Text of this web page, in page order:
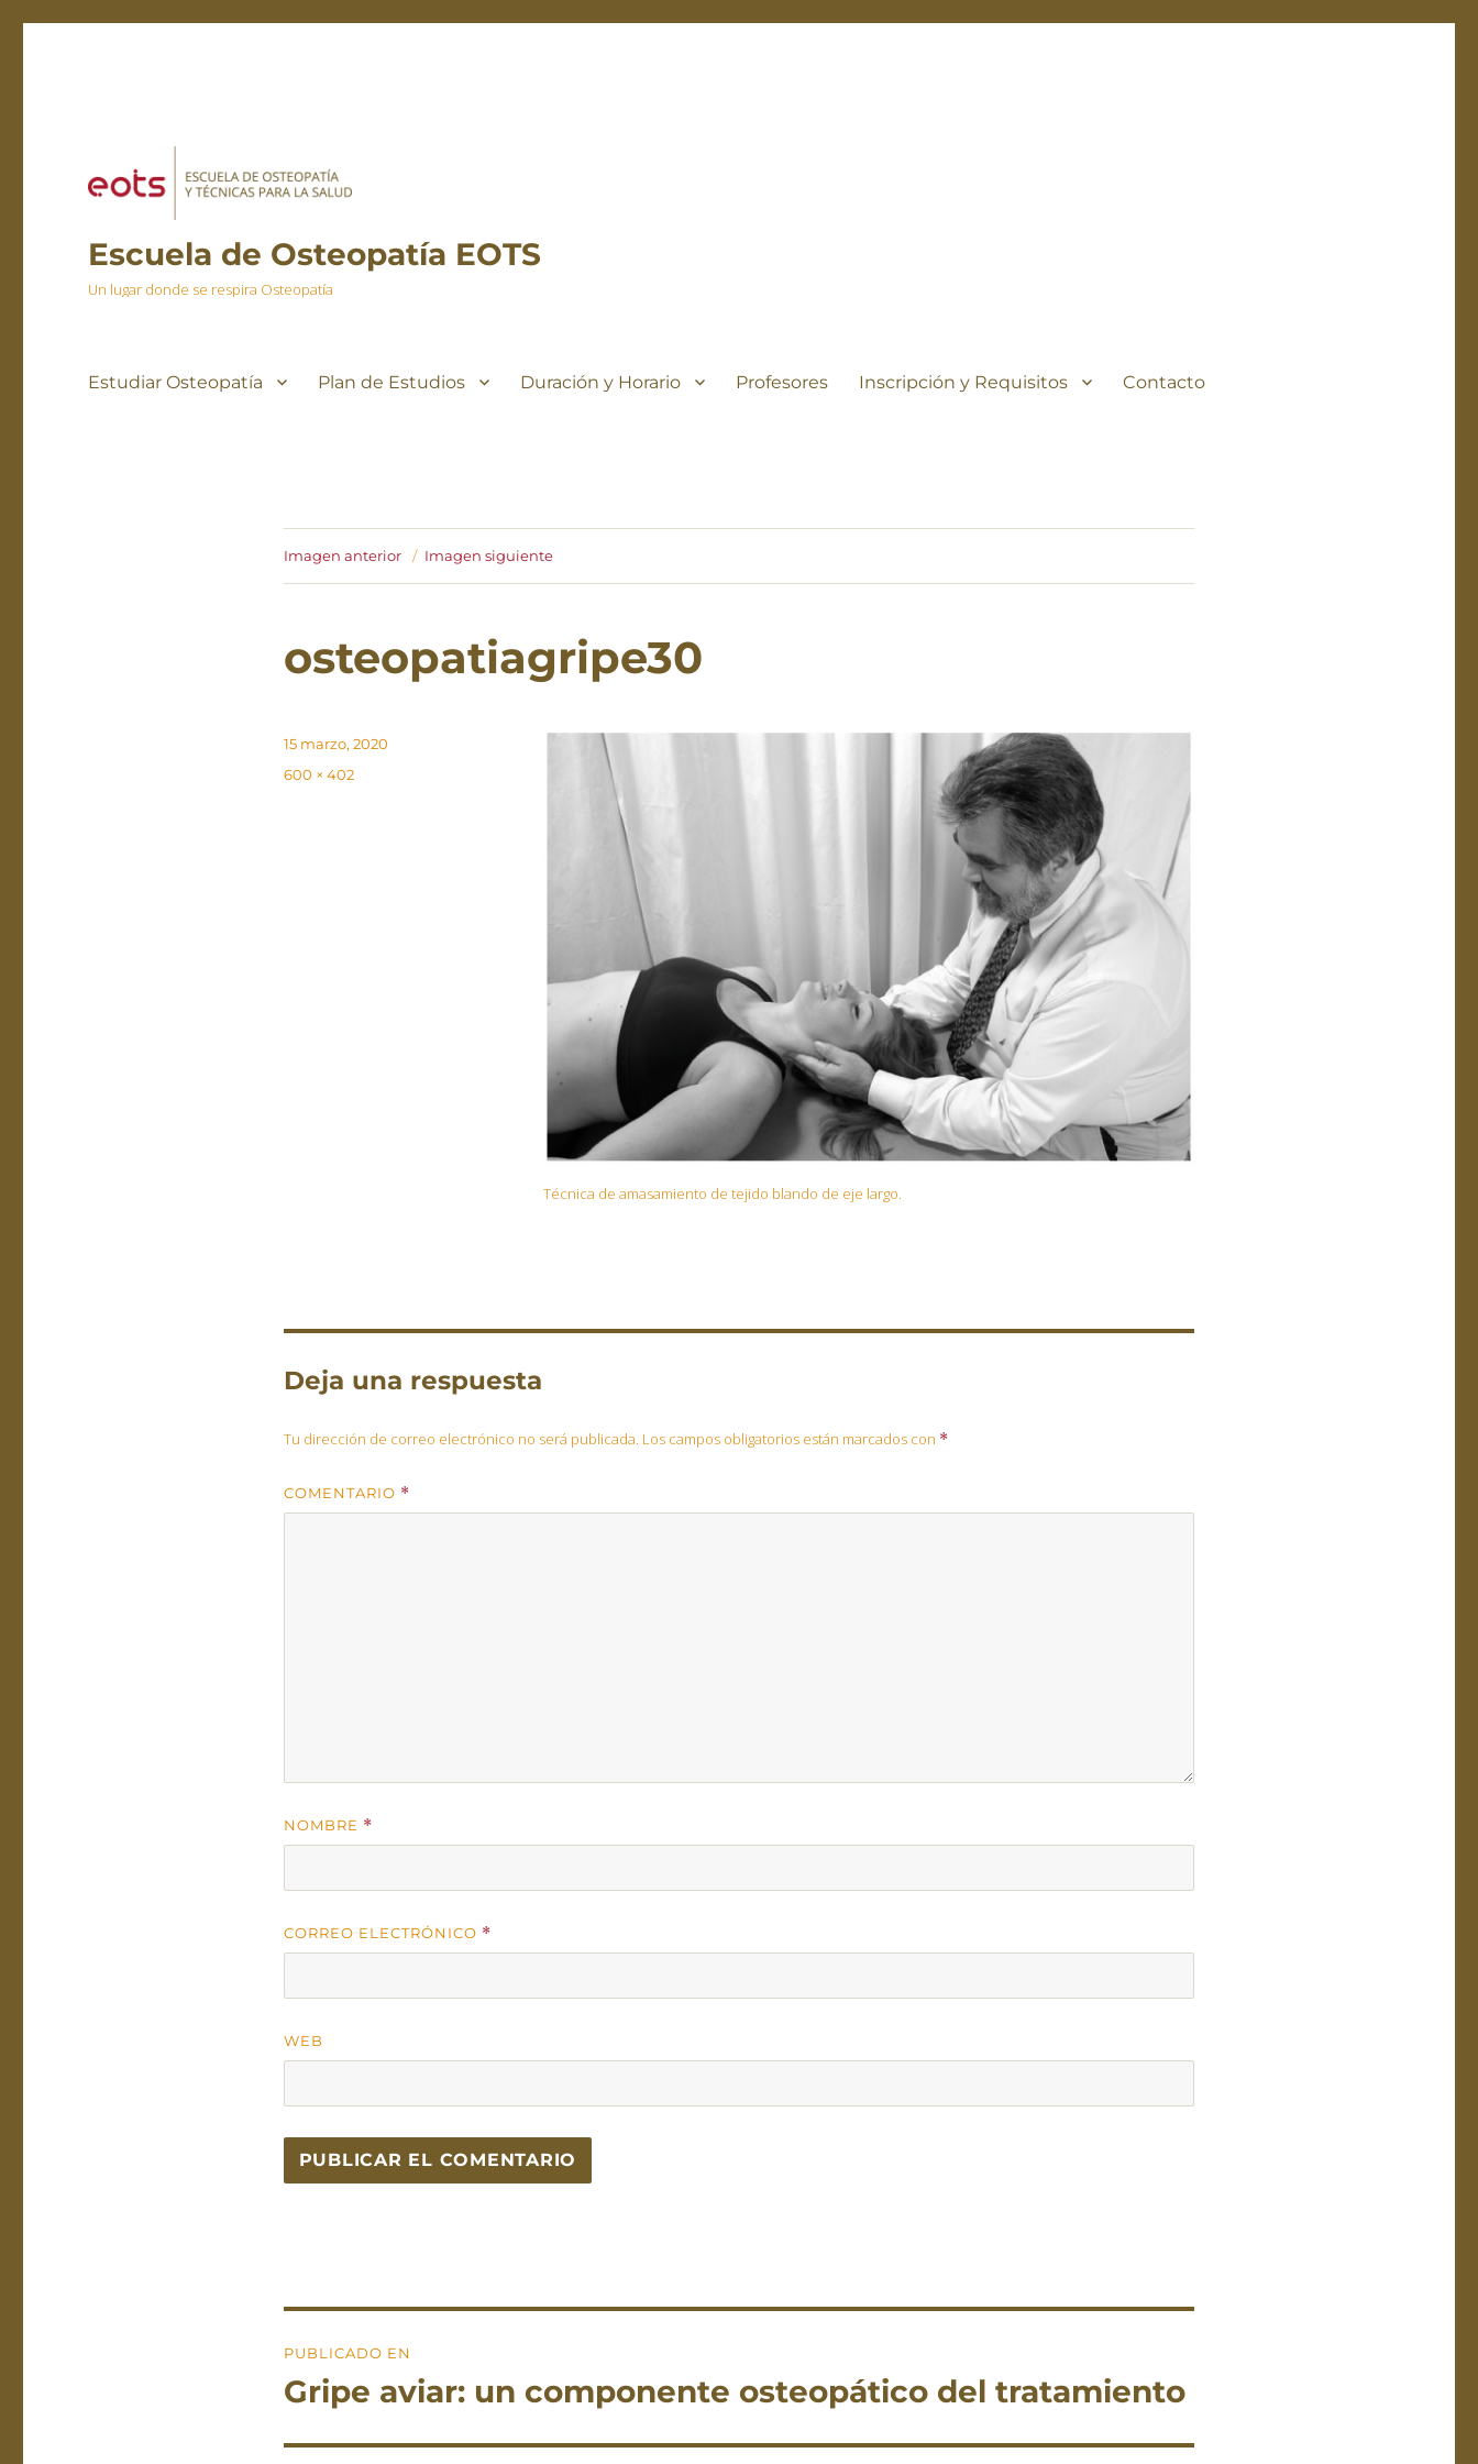
Escuela de Osteopatía EOTS
Un lugar donde se respira Osteopatía
Estudiar Osteopatía Plan de Estudios Duración y Horario Profesores Inscripción y Requisitos Contacto
Imagen anterior Imagen siguiente
osteopatiagripe30
Técnica de amasamiento de tejido blando de eje largo.
Publicado
el
15 marzo, 2020
Tamaño
600 × 402
Deja una respuesta
Tu dirección de correo electrónico no será publicada. Los campos obligatorios están marcados con *
COMENTARIO *
NOMBRE *
CORREO ELECTRÓNICO *
WEB
de
PUBLICADO EN
Gripe aviar: un componente osteopático del tratamiento